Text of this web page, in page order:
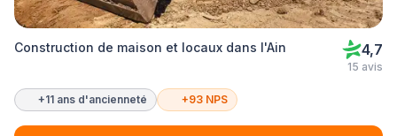
Construction de maison et locaux dans l'Ain 4,7
15 avis
+11 ans d'ancienneté +93 NPS